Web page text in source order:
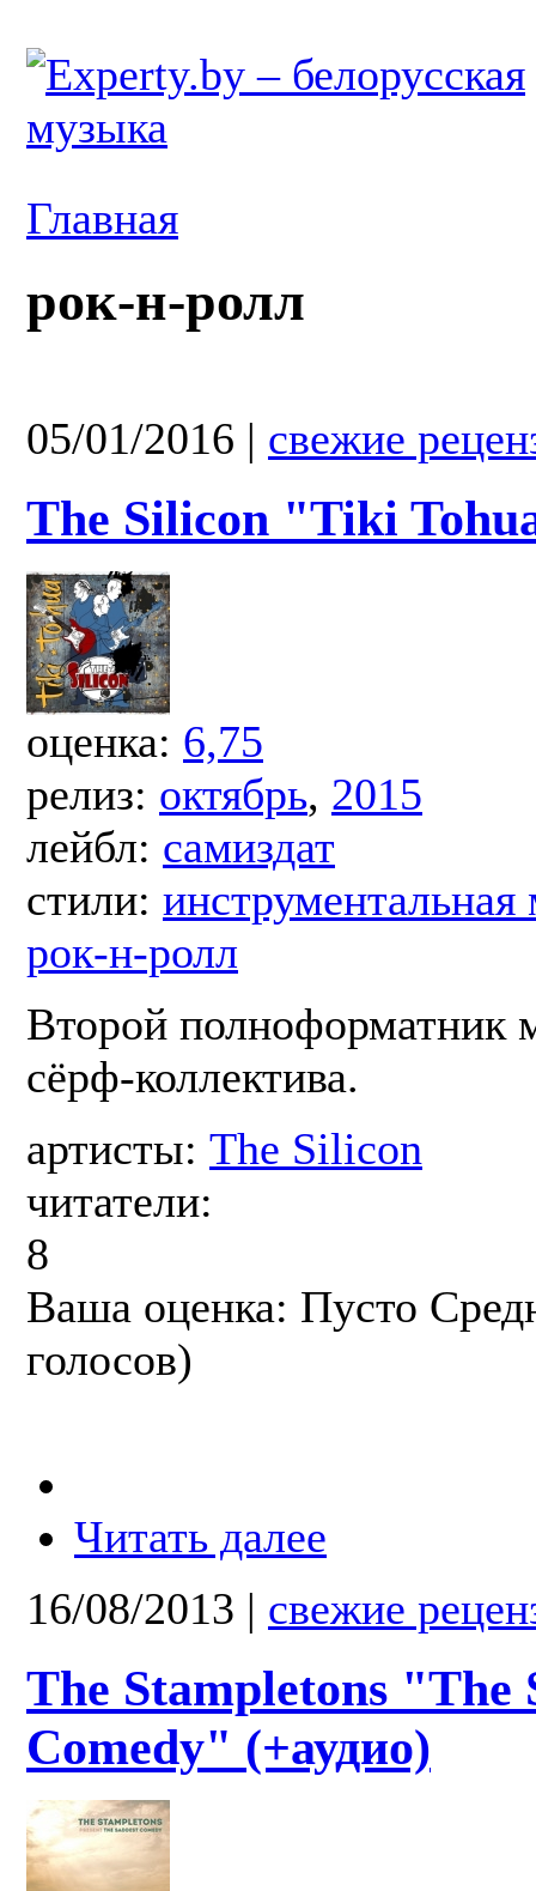
Главная
рок-н-ролл
05/01/2016 | свежие
The Silicon "Tiki
оценка: 6,75
релиз: октябрь, 2015
лейбл: самиздат
стили: инструментальная
рок-н-ролл
Второй полноформатник
сёрф-коллектива.
артисты: The Silicon
читатели:
8
Ваша оценка: Пусто
голосов)
Читать далее
16/08/2013 | свежие
The Stampletons "The
Comedy" (+аудио)